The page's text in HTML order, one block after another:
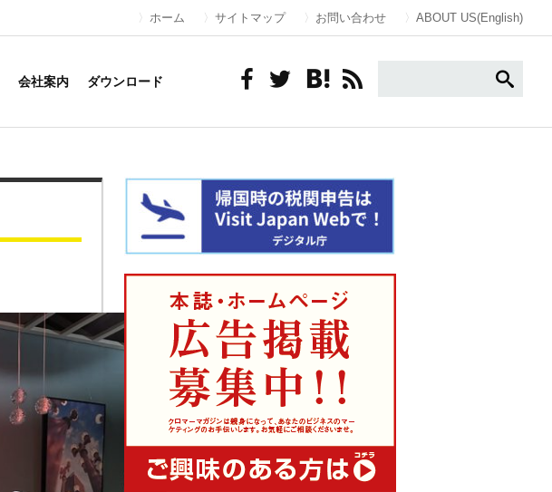
ホーム サイトマップ お問い合わせ ABOUT US(English)
会社案内 ダウンロード